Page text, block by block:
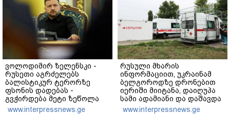
ვოლოდიმირ ზელენსკი -
რუსეთი აგრძელებს
ბალისტიკურ ტერორზე
ფსონის დადებას -
გვჭირდება მეტი ზეწოლა
www.interpressnews.ge
რუსული მხარის
ინფორმაციით, უკრაინამ
ბელგოროდზე დრონებით
იერიში მიიტანა, დაიღუპა
სამი ადამიანი და დაშავდა
25
www.interpressnews.ge